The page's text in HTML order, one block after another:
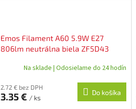
Emos Filament A60 5.9W E27
806lm neutrálna biela ZF5D43
Na sklade | Odosielame do 24 hodín
2.72 € bez DPH
3.35 € / ks
Do košíka